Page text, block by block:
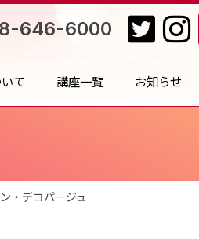
て 講座一覧 お知らせ
646-6000
・デコパージュ